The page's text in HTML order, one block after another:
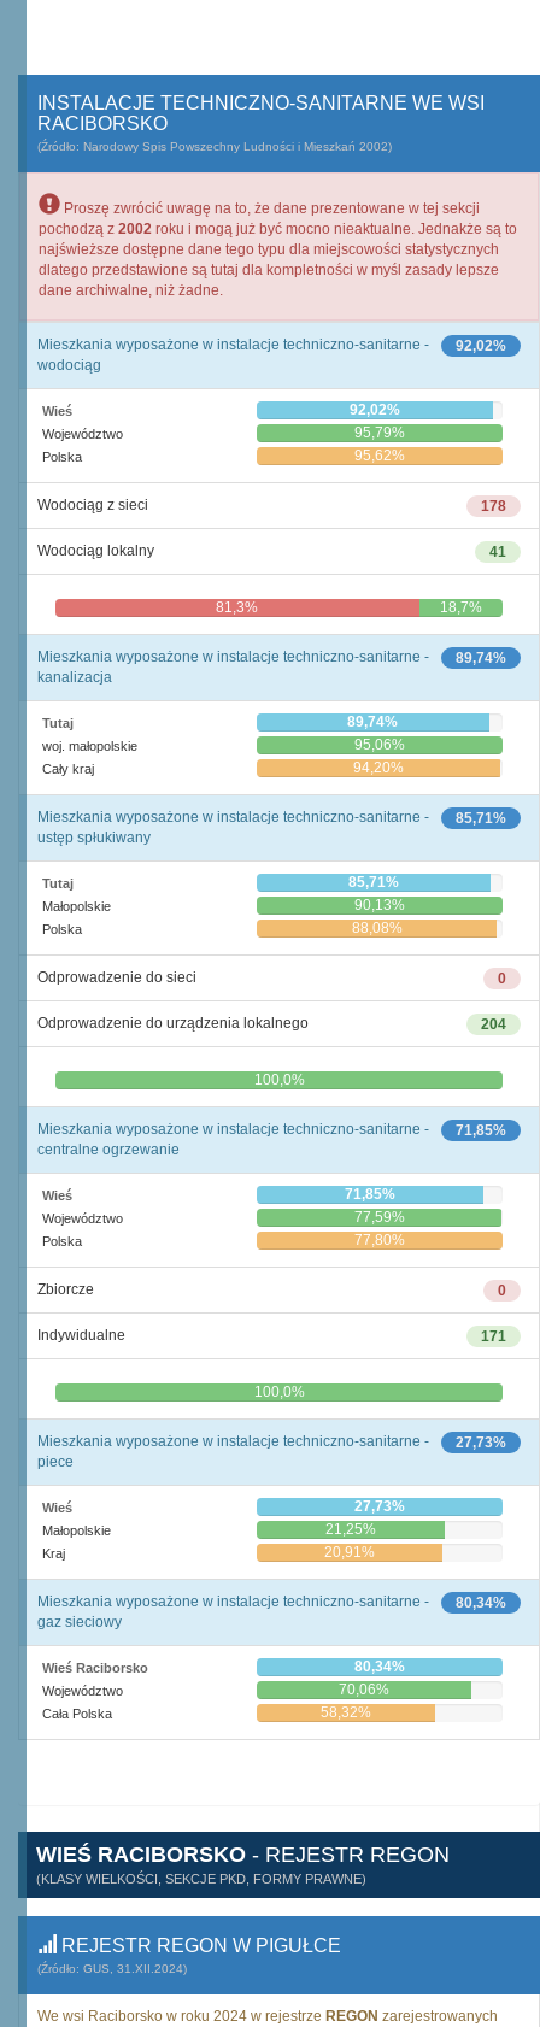
INSTALACJE TECHNICZNO-SANITARNE WE WSI
RACIBORSKO
(Źródło: Narodowy Spis Powszechny Ludności i Mieszkań 2002)
Proszę zwrócić uwagę na to, że dane prezentowane w tej sekcji
pochodzą z 2002 roku i mogą już być mocno nieaktualne. Jednakże są to
najświeższe dostępne dane tego typu dla miejscowości statystycznych
dlatego przedstawione są tutaj dla kompletności w myśl zasady lepsze
dane archiwalne, niż żadne.
92,02%
Mieszkania wyposażone w instalacje techniczno-sanitarne -
wodociąg
Wieś 92,02%
Województwo 95,79%
Polska 95,62%
178
Wodociąg z sieci
41
Wodociąg lokalny
81,3% 18,7%
89,74%
Mieszkania wyposażone w instalacje techniczno-sanitarne -
kanalizacja
Tutaj 89,74%
woj. małopolskie 95,06%
Cały kraj 94,20%
85,71%
Mieszkania wyposażone w instalacje techniczno-sanitarne -
ustęp spłukiwany
Tutaj 85,71%
Małopolskie 90,13%
Polska 88,08%
0
Odprowadzenie do sieci
204
Odprowadzenie do urządzenia lokalnego
0,0% 100,0%
71,85%
Mieszkania wyposażone w instalacje techniczno-sanitarne -
centralne ogrzewanie
Wieś 71,85%
Województwo 77,59%
Polska 77,80%
0
Zbiorcze
171
Indywidualne
0,0% 100,0%
27,73%
Mieszkania wyposażone w instalacje techniczno-sanitarne -
piece
Wieś 27,73%
Małopolskie 21,25%
Kraj 20,91%
80,34%
Mieszkania wyposażone w instalacje techniczno-sanitarne -
gaz sieciowy
Wieś Raciborsko 80,34%
Województwo 70,06%
Cała Polska 58,32%
WIEŚ RACIBORSKO - REJESTR REGON
(KLASY WIELKOŚCI, SEKCJE PKD, FORMY PRAWNE)
REJESTR REGON W PIGUŁCE
(Źródło: GUS, 31.XII.2024)
We wsi Raciborsko w roku 2024 w rejestrze REGON zarejestrowanych